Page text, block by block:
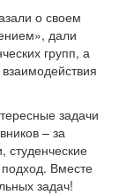
о своем
дали
групп, а
задачи
– за
студенческие
Вместе
задач!